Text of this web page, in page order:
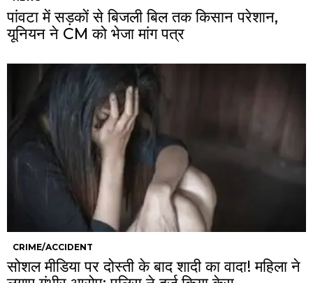
पांवटा में सड़कों से बिजली बिल तक किसान परेशान,
यूनियन ने CM को भेजा मांग पत्र
CRIME/ACCIDENT
सोशल मीडिया पर दोस्ती के बाद शादी का वादा! महिला ने